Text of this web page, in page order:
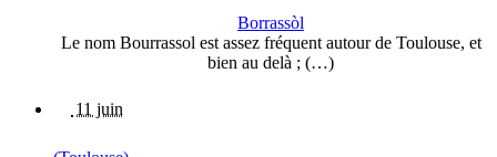
Borrassòl
Le nom Bourrassol est assez fréquent autour de Toulouse, et
bien au delà ; (…)
11 juin